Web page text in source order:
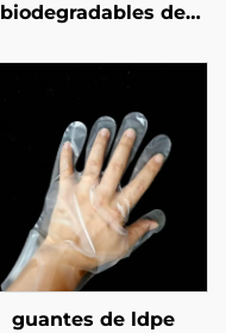
biodegradables de
almidón de maíz
compostable
guantes de ldpe